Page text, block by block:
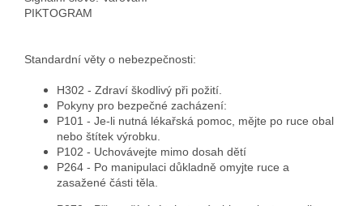
PIKTOGRAM
Standardní věty o nebezpečnosti:
H302 - Zdraví škodlivý při požití.
Pokyny pro bezpečné zacházení:
P101 - Je-li nutná lékařská pomoc, mějte po ruce obal
nebo štítek výrobku.
P102 - Uchovávejte mimo dosah dětí
P264 - Po manipulaci důkladně omyjte ruce a
zasažené části těla.